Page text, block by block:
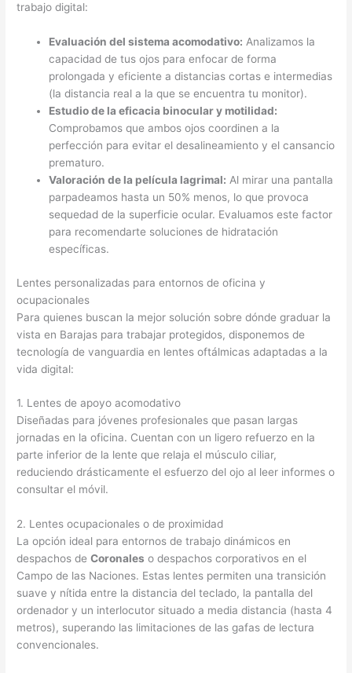
trabajo digital:
Evaluación del sistema acomodativo: Analizamos la
capacidad de tus ojos para enfocar de forma
prolongada y eficiente a distancias cortas e intermedias
(la distancia real a la que se encuentra tu monitor).
Estudio de la eficacia binocular y motilidad:
Comprobamos que ambos ojos coordinen a la
perfección para evitar el desalineamiento y el cansancio
prematuro.
Valoración de la película lagrimal: Al mirar una pantalla
parpadeamos hasta un 50% menos, lo que provoca
sequedad de la superficie ocular. Evaluamos este factor
para recomendarte soluciones de hidratación
específicas.
Lentes personalizadas para entornos de oficina y
ocupacionales
Para quienes buscan la mejor solución sobre dónde graduar la
vista en Barajas para trabajar protegidos, disponemos de
tecnología de vanguardia en lentes oftálmicas adaptadas a la
vida digital:
1. Lentes de apoyo acomodativo
Diseñadas para jóvenes profesionales que pasan largas
jornadas en la oficina. Cuentan con un ligero refuerzo en la
parte inferior de la lente que relaja el músculo ciliar,
reduciendo drásticamente el esfuerzo del ojo al leer informes o
consultar el móvil.
2. Lentes ocupacionales o de proximidad
La opción ideal para entornos de trabajo dinámicos en
despachos deCoronales o despachos corporativos en el
Campo de las Naciones. Estas lentes permiten una transición
suave y nítida entre la distancia del teclado, la pantalla del
ordenador y un interlocutor situado a media distancia (hasta 4
metros), superando las limitaciones de las gafas de lectura
convencionales.